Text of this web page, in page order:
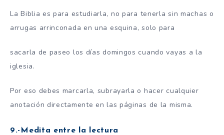
La Biblia es para estudiarla, no para tenerla sin machas o
arrugas arrinconada en una esquina, solo para
sacarla de paseo los días domingos cuando vayas a la
iglesia.
Por eso debes marcarla, subrayarla o hacer cualquier
anotación directamente en las páginas de la misma.
9.-Medita entre la lectura